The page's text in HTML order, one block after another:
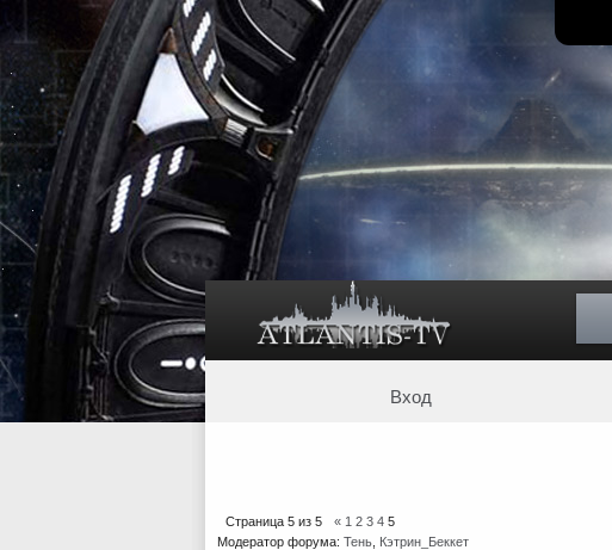
Вход
Страница 5 из 5 « 1 2 3 4 5
Модератор форума: Тень Кэтрин_Беккет